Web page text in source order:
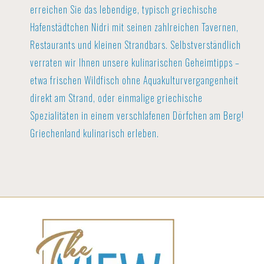
erreichen Sie das lebendige, typisch griechische
Hafenstädtchen Nidri mit seinen zahlreichen Tavernen,
Restaurants und kleinen Strandbars. Selbstverständlich
verraten wir Ihnen unsere kulinarischen Geheimtipps –
etwa frischen Wildfisch ohne Aquakulturvergangenheit
direkt am Strand, oder einmalige griechische
Spezialitäten in einem verschlafenen Dörfchen am Berg!
Griechenland kulinarisch erleben.